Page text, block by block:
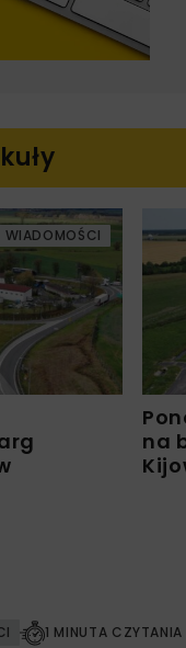
WIADOMOŚCI
na
1 MINUTA CZYTANIA